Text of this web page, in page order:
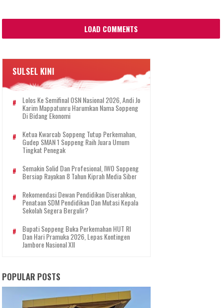
LOAD COMMENTS
SULSEL KINI
Lolos Ke Semifinal OSN Nasional 2026, Andi Jo
Karim Mappatunru Harumkan Nama Soppeng
Di Bidang Ekonomi
Ketua Kwarcab Soppeng Tutup Perkemahan,
Gudep SMAN 1 Soppeng Raih Juara Umum
Tingkat Penegak
Semakin Solid Dan Profesional, IWO Soppeng
Bersiap Rayakan 8 Tahun Kiprah Media Siber
Rekomendasi Dewan Pendidikan Diserahkan,
Penataan SDM Pendidikan Dan Mutasi Kepala
Sekolah Segera Bergulir?
Bupati Soppeng Buka Perkemahan HUT RI
Dan Hari Pramuka 2026, Lepas Kontingen
Jambore Nasional XII
POPULAR POSTS